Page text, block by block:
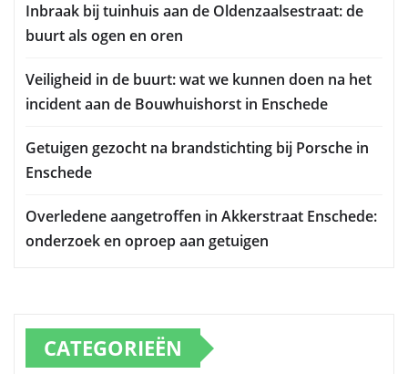
Inbraak bij tuinhuis aan de Oldenzaalsestraat: de
buurt als ogen en oren
Veiligheid in de buurt: wat we kunnen doen na het
incident aan de Bouwhuishorst in Enschede
Getuigen gezocht na brandstichting bij Porsche in
Enschede
Overledene aangetroffen in Akkerstraat Enschede:
onderzoek en oproep aan getuigen
CATEGORIEËN